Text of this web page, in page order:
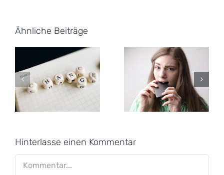
Ähnliche Beiträge
Bewerbungstipp:
Anspannung
Erfolgreiche
im Interview
mit dem
Markendreieck
Hinterlasse einen Kommentar